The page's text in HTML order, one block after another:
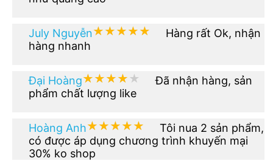
July Nguyễn★★★★★
★★★★★
Hàng rất Ok, nhận
hàng nhanh
Đại Hoàng★★★★★
★★★★★
Đã nhận hàng, sản
phẩm chất lượng like
Hoàng Anh★★★★★
★★★★★
Tôi nua 2 sản phẩm,
có được áp dụng chương trình khuyến mại
30% ko shop